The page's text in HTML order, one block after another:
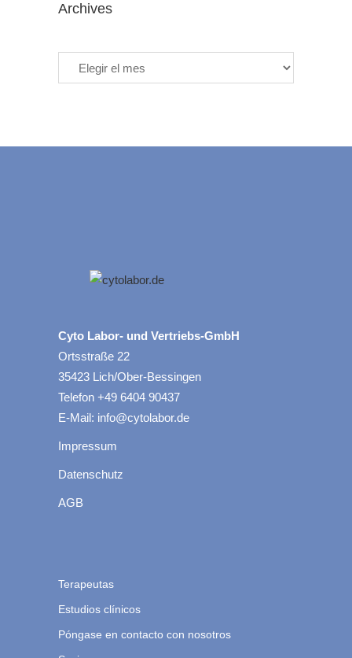
Archives
Cyto Labor- und Vertriebs-GmbH
Ortsstraße 22
35423 Lich/Ober-Bessingen
Telefon +49 6404 90437
E-Mail: info@cytolabor.de
Impressum
Datenschutz
AGB
Terapeutas
Estudios clínicos
Póngase en contacto con nosotros